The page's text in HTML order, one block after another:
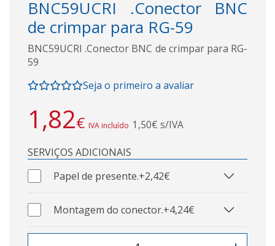
BNC59UCRI .Conector BNC
de crimpar para RG-59
BNC59UCRI .Conector BNC de crimpar para RG-
59
Seja o primeiro a avaliar
1,82€ IVA incluído 1,50€ s/IVA
SERVIÇOS ADICIONAIS
Papel de presente.+2,42€
Montagem do conector.+4,24€